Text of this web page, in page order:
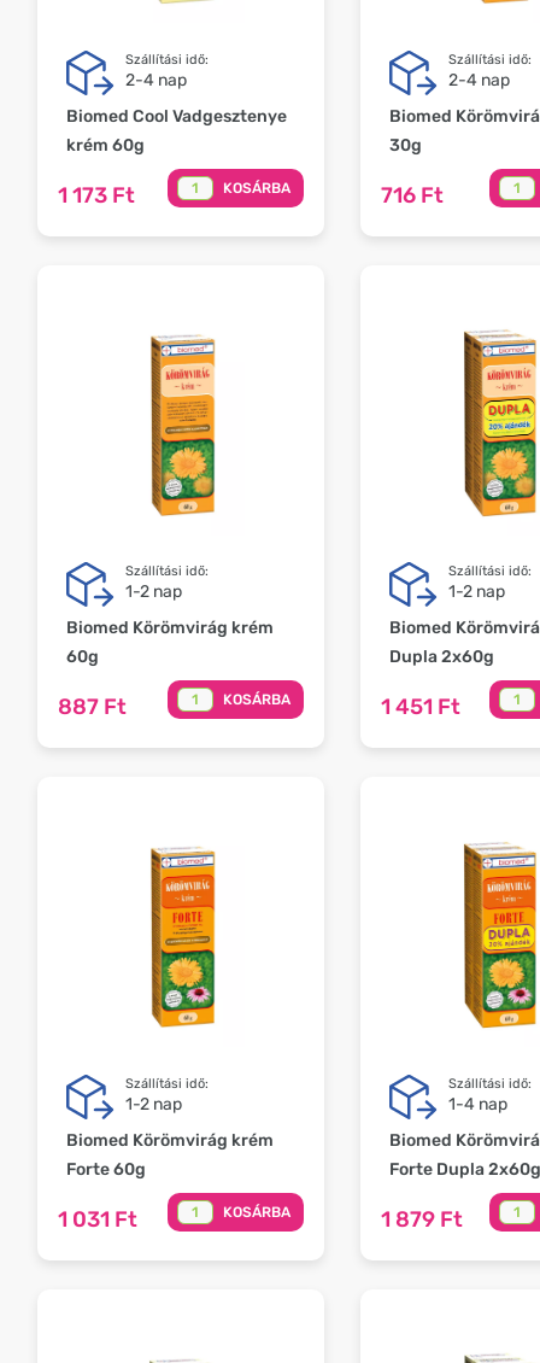
Szállítási idő:
2-4 nap
Biomed Cool Vadgesztenye
krém 60g
1 173 Ft KOSÁRBA
Szállítási idő:
2-4 nap
Biomed
30g
716 Ft
Szállítási idő:
1-2 nap
Biomed Körömvirág krém
60g
887 Ft KOSÁRBA
Szállítási idő:
1-2 nap
Biomed
Dupla 2x60g
1 451 Ft
Szállítási idő:
1-2 nap
Biomed Körömvirág krém
Forte 60g
1 031 Ft KOSÁRBA
Szállítási idő:
1-4 nap
Biomed
Forte Dupla 2x60g
1 879 Ft